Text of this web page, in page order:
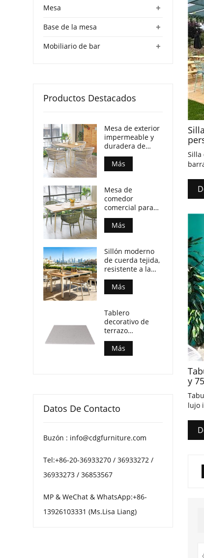
Silla
y
lujo
+
Mesa
+
Base de la mesa
+
Mobiliario de bar
Productos Destacados
Mesa de exterior
impermeable y
duradera de
madera
contrachapada
con patas de
locales
comerciales.
Más
Mesa de
comedor
comercial para
patio, resistente
a la intemperie,
con tablero de
contrachapada y
patas de
aluminio.
Más
Sillón moderno
de cuerda tejida,
resistente a la
intemperie, para
espacios de
comedor al aire
Más
Tablero
decorativo de
terrazo
multimotas para
mesas de centro
de patio
Más
Datos De Contacto
Buzón : info@cdgfurniture.com
Tel:+86-20-36933270 / 36933272 /
36933273 / 36853567
MP & WeChat & WhatsApp:+86-
13926103331 (Ms.Lisa Liang)